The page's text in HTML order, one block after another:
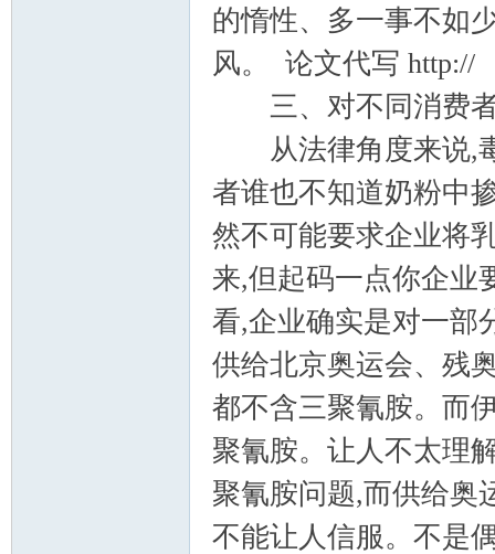
的惰性、多一事不如
风。 论文代写 http://
三、对不同消费者
从法律角度来说,毒
者谁也不知道奶粉中
然不可能要求企业将
来,但起码一点你企业
看,企业确实是对一部
供给北京奥运会、残
都不含三聚氰胺。而
聚氰胺。让人不太理
聚氰胺问题,而供给奥
不能让人信服。不是